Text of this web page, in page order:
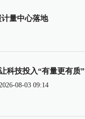
量中心落地
科技投入“有量更有质”
2026-08-03 09:14